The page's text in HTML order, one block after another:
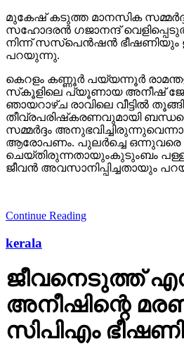
മുകേഷ് കടുത്ത മാനസിക
സഹോദരന്‍ ഗജാനന്ദ്
നിന്ന് സസ്പെന്‍ഷന്‍ ഭീഷണിയും
പറയുന്നു.
കെറളം കണ്ണൂര്‍ പയ്യന്നൂര്‍
സ്‌കൂളിലെ പ്യൂണായ അനീഷ്
ഞായറാഴ്ച രാവിലെ വീട്ടില്‍ തൂങ്ങി
തീവ്രപരിഷ്‌കരണവുമായി
സമ്മര്‍ദ്ദം
ആരോപണം. പുലര്‍ച്ചെ ഒന്നുവരെ
ചെയ്തിരുന്നതായുംകുടുംബം
ജീവന്‍ അവസാനിപ്പിച്ചതായും
Continue Reading
kerala
അനീഷിന്റെ
സിപിഎം ഭീഷണി